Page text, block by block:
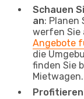
Schauen
an: Planen
werfen Sie
Angebote
die
finden Sie
Mietwagen.
Profitieren